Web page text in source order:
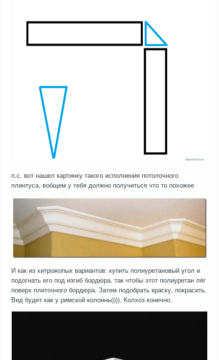
п.с. вот нашел картинку такого исполнения потолочного
плинтуса, вобщем у тебя должно получиться что то похожее
И как из хитрожопых вариантов: купить полиуретановый угол и
подогнать его под изгиб бордюра, так чтобы этот полиуретан лёг
поверх плиточного бордюра. Затем подобрать краску, покрасить.
Вид будет как у римской колонны)))). Колхоз конечно.